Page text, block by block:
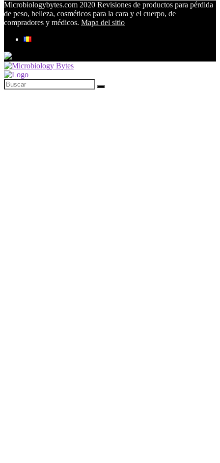
Microbiologybytes.com 2020 Revisiones de productos para pérdida
de peso, belleza, cosméticos para la cara y el cuerpo, de
compradores y médicos. Mapa del sitio